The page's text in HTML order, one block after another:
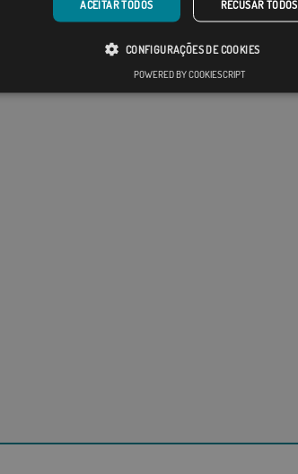
ACEITAR TODOS RECUSAR TODOS
CONFIGURAÇÕES DE COOKIES
POWERED BY COOKIESCRIPT